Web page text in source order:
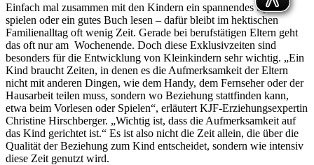
Einfach mal zusammen mit den Kindern ein spannendes Spiel
spielen oder ein gutes Buch lesen – dafür bleibt im hektischen
Familienalltag oft wenig Zeit. Gerade bei berufstätigen Eltern geht
das oft nur am Wochenende. Doch diese Exklusivzeiten sind
besonders für die Entwicklung von Kleinkindern sehr wichtig. „Ein
Kind braucht Zeiten, in denen es die Aufmerksamkeit der Eltern
nicht mit anderen Dingen, wie dem Handy, dem Fernseher oder der
Hausarbeit teilen muss, sondern wo Beziehung stattfinden kann,
etwa beim Vorlesen oder Spielen“, erläutert KJF-Erziehungsexpertin
Christine Hirschberger. „Wichtig ist, dass die Aufmerksamkeit auf
das Kind gerichtet ist.“ Es ist also nicht die Zeit allein, die über die
Qualität der Beziehung zum Kind entscheidet, sondern wie intensiv
diese Zeit genutzt wird.